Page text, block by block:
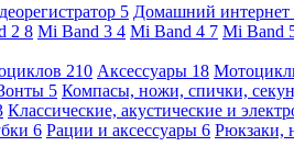
5 Домашний интернет
2 8 Mi Band 3 4 Mi Band 4 7 Mi Band
210 Аксессуары 18
5 Компасы, ножи, спички,
Классические, акустические и
6 Рации и аксессуары 6 Рюкзаки,